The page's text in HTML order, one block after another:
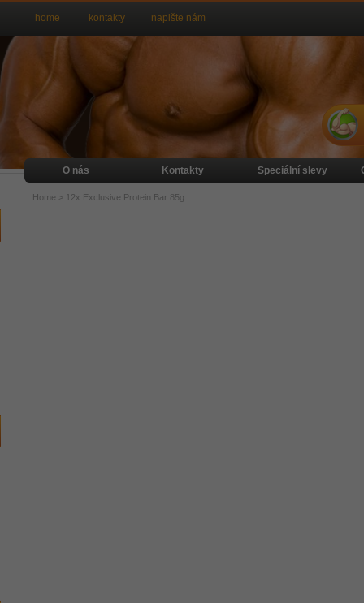
home kontakty napište nám
O nás Kontakty Speciální slevy
Home > 12x Exclusive Protein Bar 85g